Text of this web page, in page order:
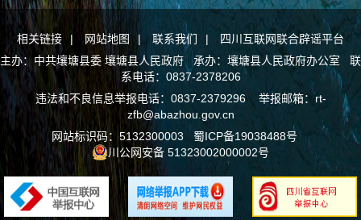
相关链接 | 网站地图 | 联系我们 |
四川互联网联合辟谣平台
主办：中共壤塘县委 壤塘县人民政府 承办：壤塘县人民政府办公室 联
系电话：0837-2378206
违法和不良信息举报电话：0837-2379296 举报邮箱：rt-
zfb@abazhou.gov.cn
网站标识码：5132300003 蜀ICP备19038488号
川公网安备 51323002000002号